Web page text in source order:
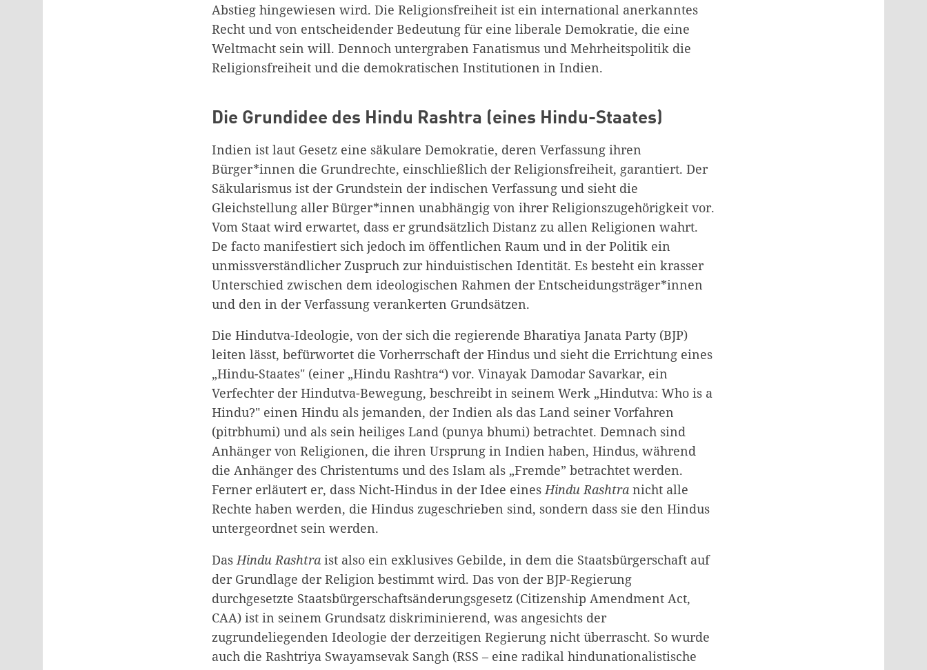
Abstieg hingewiesen wird. Die Religionsfreiheit ist ein international anerkanntes
Recht und von entscheidender Bedeutung für eine liberale Demokratie, die eine
Weltmacht sein will. Dennoch untergraben Fanatismus und Mehrheitspolitik die
Religionsfreiheit und die demokratischen Institutionen in Indien.
Die Grundidee des Hindu Rashtra (eines Hindu-Staates)
Indien ist laut Gesetz eine säkulare Demokratie, deren Verfassung ihren
Bürger*innen die Grundrechte, einschließlich der Religionsfreiheit, garantiert. Der
Säkularismus ist der Grundstein der indischen Verfassung und sieht die
Gleichstellung aller Bürger*innen unabhängig von ihrer Religionszugehörigkeit vor.
Vom Staat wird erwartet, dass er grundsätzlich Distanz zu allen Religionen wahrt.
De facto manifestiert sich jedoch im öffentlichen Raum und in der Politik ein
unmissverständlicher Zuspruch zur hinduistischen Identität. Es besteht ein krasser
Unterschied zwischen dem ideologischen Rahmen der Entscheidungsträger*innen
und den in der Verfassung verankerten Grundsätzen.
Die Hindutva-Ideologie, von der sich die regierende Bharatiya Janata Party (BJP)
leiten lässt, befürwortet die Vorherrschaft der Hindus und sieht die Errichtung eines
„Hindu-Staates" (einer „Hindu Rashtra“) vor. Vinayak Damodar Savarkar, ein
Verfechter der Hindutva-Bewegung, beschreibt in seinem Werk „Hindutva: Who is a
Hindu?" einen Hindu als jemanden, der Indien als das Land seiner Vorfahren
(pitrbhumi) und als sein heiliges Land (punya bhumi) betrachtet. Demnach sind
Anhänger von Religionen, die ihren Ursprung in Indien haben, Hindus, während
die Anhänger des Christentums und des Islam als „Fremde” betrachtet werden.
Ferner erläutert er, dass Nicht-Hindus in der Idee einesHindu Rashtra nicht alle
Rechte haben werden, die Hindus zugeschrieben sind, sondern dass sie den Hindus
untergeordnet sein werden.
DasHindu Rashtra ist also ein exklusives Gebilde, in dem die Staatsbürgerschaft auf
der Grundlage der Religion bestimmt wird. Das von der BJP-Regierung
durchgesetzte Staatsbürgerschaftsänderungsgesetz (Citizenship Amendment Act,
CAA) ist in seinem Grundsatz diskriminierend, was angesichts der
zugrundeliegenden Ideologie der derzeitigen Regierung nicht überrascht. So wurde
auch die Rashtriya Swayamsevak Sangh (RSS – eine radikal hindunationalistische